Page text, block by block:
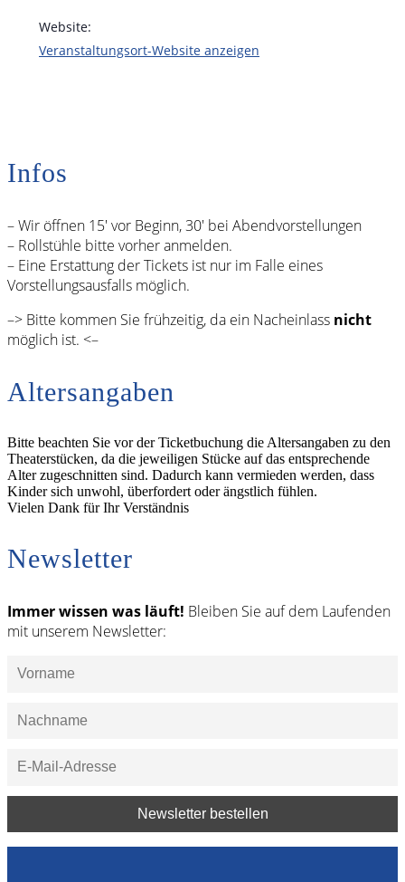
Website:
Veranstaltungsort-Website anzeigen
Infos
– Wir öffnen 15′ vor Beginn, 30′ bei Abendvorstellungen
– Rollstühle bitte vorher anmelden.
– Eine Erstattung der Tickets ist nur im Falle eines
Vorstellungsausfalls möglich.
–> Bitte kommen Sie frühzeitig, da ein Nacheinlass nicht
möglich ist. <–
Altersangaben
Bitte beachten Sie vor der Ticketbuchung die Altersangaben zu den
Theaterstücken, da die jeweiligen Stücke auf das entsprechende
Alter zugeschnitten sind. Dadurch kann vermieden werden, dass
Kinder sich unwohl, überfordert oder ängstlich fühlen.
Vielen Dank für Ihr Verständnis
Newsletter
Immer wissen was läuft! Bleiben Sie auf dem Laufenden
mit unserem Newsletter: